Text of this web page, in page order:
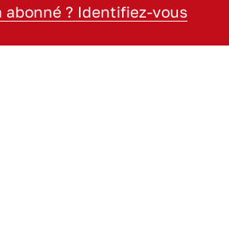
abonné ? Identifiez-vous